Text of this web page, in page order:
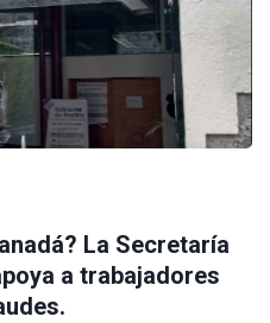
La Secretaría
a trabajadores